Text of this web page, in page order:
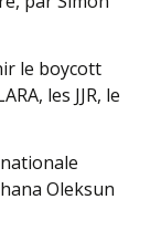
le boycott
les JJR, le
Oleksun